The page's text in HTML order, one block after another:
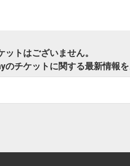
トはございません。
チケットに関する最新情報を